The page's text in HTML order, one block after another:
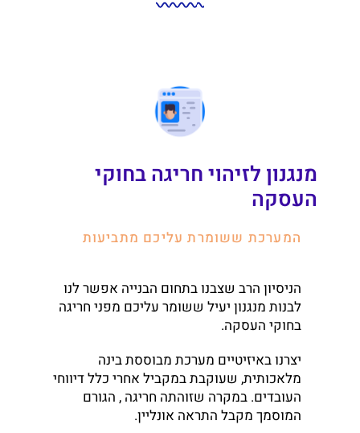
מנגנון לזיהוי חריגה בחוקי
העסקה
המערכת ששומרת עליכם מתביעות
הניסיון הרב שצבנו בתחום הבנייה אפשר לנו
לבנות מנגנון יעיל ששומר עליכם מפני חריגה
בחוקי העסקה.
יצרנו באיזיטיים מערכת מבוססת בינה
מלאכותית, שעוקבת במקביל אחרי כלל דיווחי
העובדים. במקרה שזוהתה חריגה , הגורם
המוסמך מקבל התראה אונליין.